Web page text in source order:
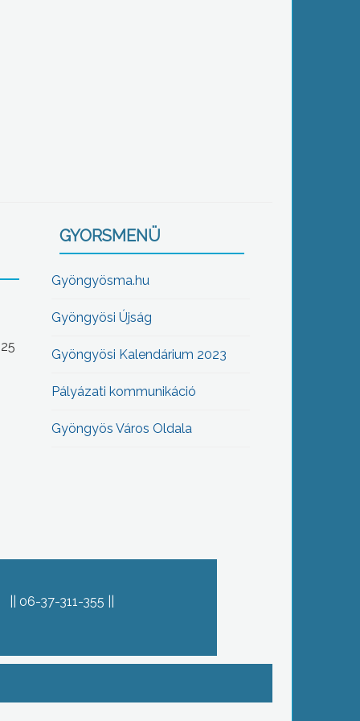
GYORSMENÜ
Gyöngyösma.hu
Gyöngyösi Újság
Gyöngyösi Kalendárium 2023
Pályázati kommunikáció
Gyöngyös Város Oldala
06-37-311-355